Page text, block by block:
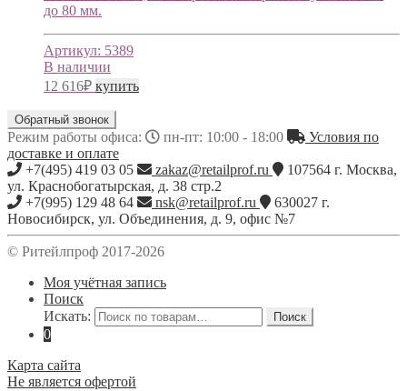
до 80 мм.
Артикул: 5389
В наличии
12 616₽ купить
Обратный звонок
Режим работы офиса: пн-пт: 10:00 - 18:00
Условия по
доставке и оплате
+7(495) 419 03 05
zakaz@retailprof.ru 107564 г. Москва,
ул. Краснобогатырская, д. 38 стр.2
+7(995) 129 48 64
nsk@retailprof.ru 630027 г.
Новосибирск, ул. Объединения, д. 9, офис №7
© Ритейлпроф 2017-2026
Моя учётная запись
Поиск
Искать:
Поиск
0
Карта сайта
Не является офертой